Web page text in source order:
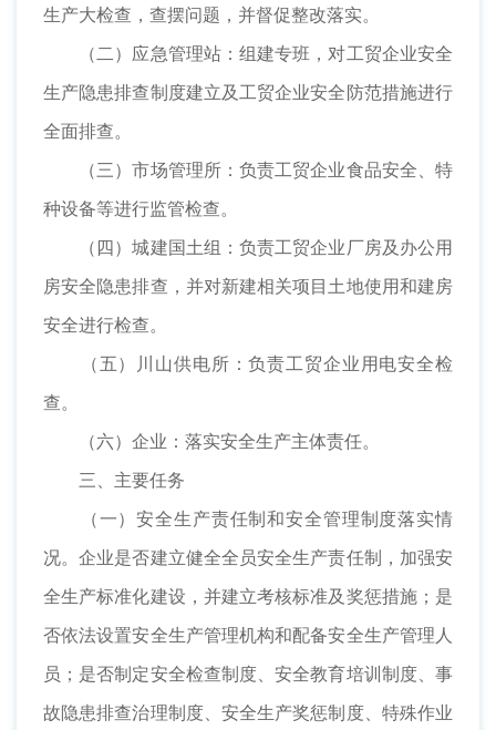
生产大检查，查摆问题，并督促整改落实。
（二）应急管理站：组建专班，对工贸企业安全
生产隐患排查制度建立及工贸企业安全防范措施进行
全面排查。
（三）市场管理所：负责工贸企业食品安全、特
种设备等进行监管检查。
（四）城建国土组：负责工贸企业厂房及办公用
房安全隐患排查，并对新建相关项目土地使用和建房
安全进行检查。
（五）川山供电所：负责工贸企业用电安全检
查。
（六）企业：落实安全生产主体责任。
三、主要任务
（一）安全生产责任制和安全管理制度落实情
况。企业是否建立健全全员安全生产责任制，加强安
全生产标准化建设，并建立考核标准及奖惩措施；是
否依法设置安全生产管理机构和配备安全生产管理人
员；是否制定安全检查制度、安全教育培训制度、事
故隐患排查治理制度、安全生产奖惩制度、特殊作业